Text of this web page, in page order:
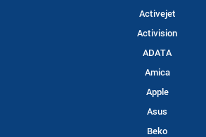
Activejet
Activision
ADATA
Amica
Apple
Asus
Beko